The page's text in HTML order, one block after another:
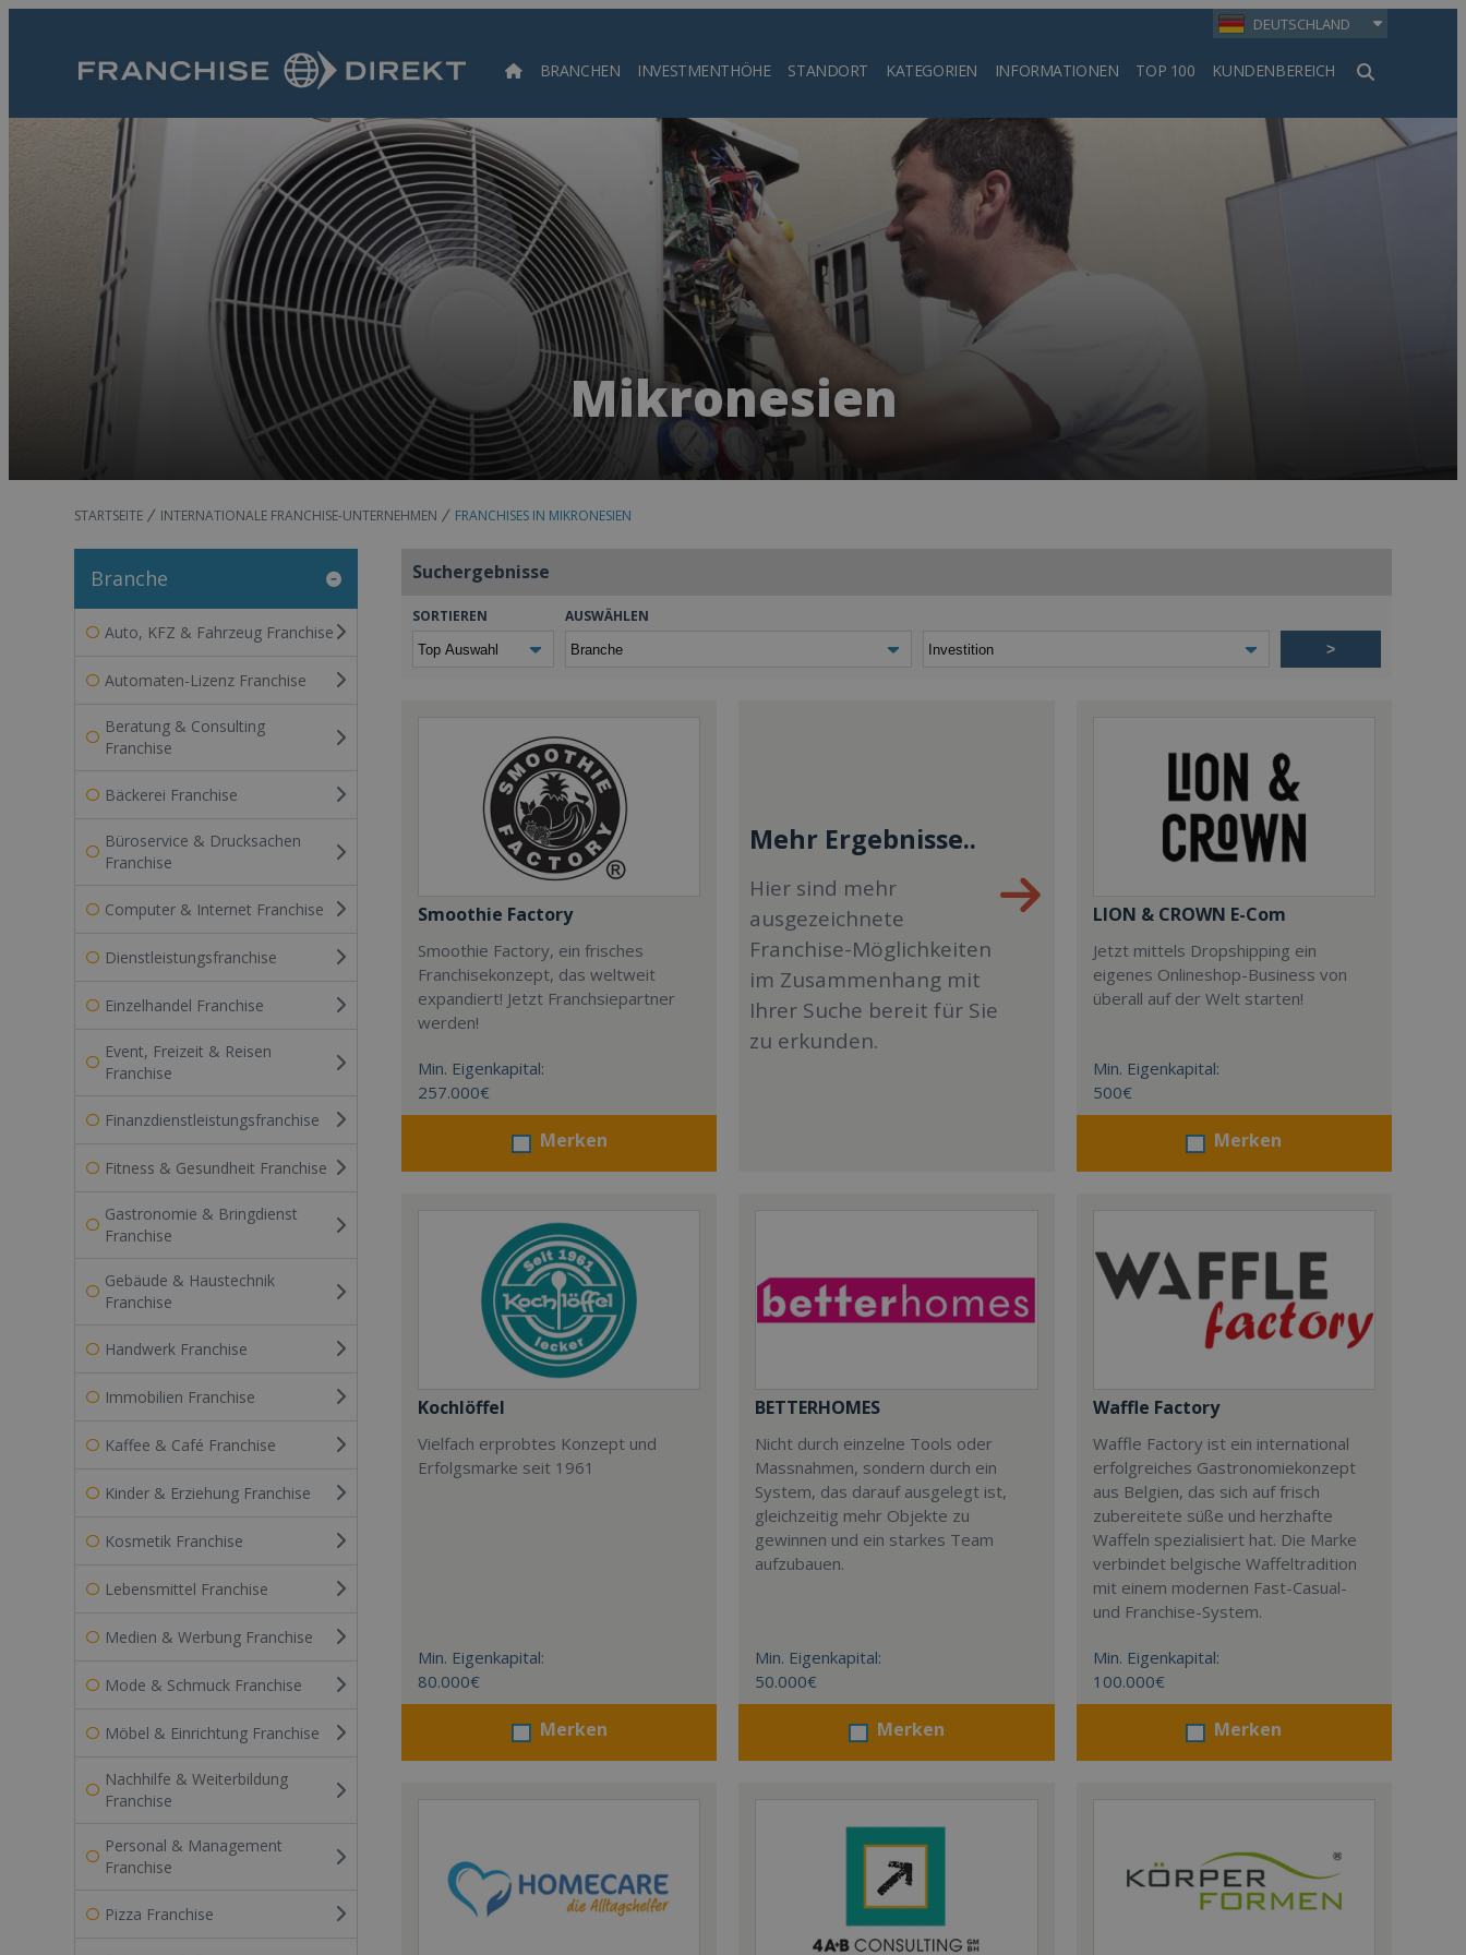
DEUTSCHLAND
BRANCHEN INVESTMENTHÖHE STANDORT KATEGORIEN INFORMATIONEN TOP 100 KUNDENBEREICH
Suchen
Mikronesien
STARTSEITE INTERNATIONALE FRANCHISE-UNTERNEHMEN FRANCHISES IN MIKRONESIEN
Branche
Auto, KFZ & Fahrzeug Franchise
Automaten-Lizenz Franchise
Beratung & Consulting
Franchise
Bäckerei Franchise
Büroservice & Drucksachen
Franchise
Computer & Internet Franchise
Dienstleistungsfranchise
Einzelhandel Franchise
Event, Freizeit & Reisen
Franchise
Finanzdienstleistungsfranchise
Fitness & Gesundheit Franchise
Gastronomie & Bringdienst
Franchise
Gebäude & Haustechnik
Franchise
Handwerk Franchise
Immobilien Franchise
Kaffee & Café Franchise
Kinder & Erziehung Franchise
Kosmetik Franchise
Lebensmittel Franchise
Medien & Werbung Franchise
Mode & Schmuck Franchise
Möbel & Einrichtung Franchise
Nachhilfe & Weiterbildung
Franchise
Personal & Management
Franchise
Pizza Franchise
Suchergebnisse
SORTIEREN AUSWÄHLEN
>
Smoothie Factory
Smoothie Factory, ein frisches
Franchisekonzept, das weltweit
expandiert! Jetzt Franchsiepartner
werden!
Min. Eigenkapital:
257.000€
Merken
Mehr Ergebnisse..
Hier sind mehr
ausgezeichnete
Franchise-Möglichkeiten
im Zusammenhang mit
Ihrer Suche bereit für Sie
zu erkunden.
LION & CROWN E-Com
Jetzt mittels Dropshipping ein
eigenes Onlineshop-Business von
überall auf der Welt starten!
Min. Eigenkapital:
500€
Merken
Kochlöffel
Vielfach erprobtes Konzept und
Erfolgsmarke seit 1961
Min. Eigenkapital:
80.000€
Merken
BETTERHOMES
Nicht durch einzelne Tools oder
Massnahmen, sondern durch ein
System, das darauf ausgelegt ist,
gleichzeitig mehr Objekte zu
gewinnen und ein starkes Team
aufzubauen.
Min. Eigenkapital:
50.000€
Merken
Waffle Factory
Waffle Factory ist ein international
erfolgreiches Gastronomiekonzept
aus Belgien, das sich auf frisch
zubereitete süße und herzhafte
Waffeln spezialisiert hat. Die Marke
verbindet belgische Waffeltradition
mit einem modernen Fast-Casual-
und Franchise-System.
Min. Eigenkapital:
100.000€
Merken